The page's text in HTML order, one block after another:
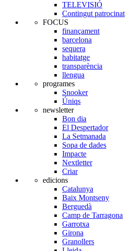
TELEVISIÓ
Contingut patrocinat
FOCUS
finançament
barcelona
sequera
habitatge
transparència
llengua
programes
Snooker
Úniqs
newsletter
Bon dia
El Despertador
La Setmanada
Sopa de dades
Impacte
Nextletter
Criar
edicions
Catalunya
Baix Montseny
Berguedà
Camp de Tarragona
Garrotxa
Girona
Granollers